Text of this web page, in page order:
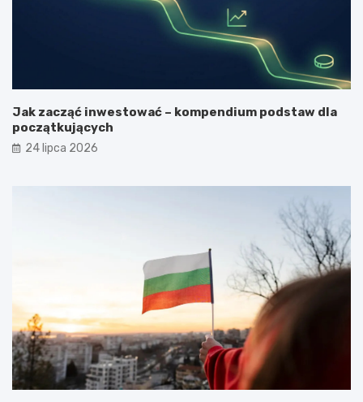
Jak zacząć inwestować – kompendium podstaw dla
początkujących
24 lipca 2026